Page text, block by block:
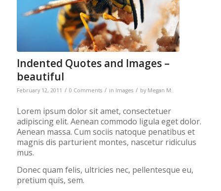
Indented Quotes and Images –
beautiful
February 12, 2011 / 0 Comments / in Images / by Megan M.
Lorem ipsum dolor sit amet, consectetuer
adipiscing elit. Aenean commodo ligula eget dolor.
Aenean massa. Cum sociis natoque penatibus et
magnis dis parturient montes, nascetur ridiculus
mus.
Donec quam felis, ultricies nec, pellentesque eu,
pretium quis, sem.